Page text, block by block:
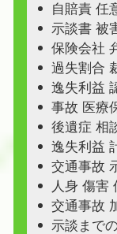
自賠責 任
示談書 被
保険会社
過失割合
逸失利益
事故 医療
後遺症 相
逸失利益
交通事故
人身 傷害
交通事故
示談まで